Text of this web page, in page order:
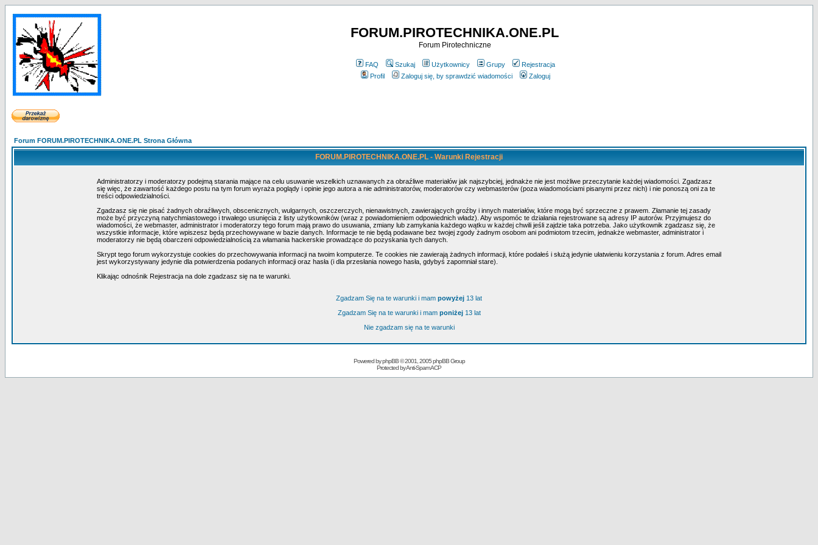
FORUM.PIROTECHNIKA.ONE.PL
Forum Pirotechniczne
FAQ Szukaj Użytkownicy Grupy
Rejestracja
Profil
Zaloguj się, by sprawdzić wiadomości Zaloguj
Forum FORUM.PIROTECHNIKA.ONE.PL Strona Główna
FORUM.PIROTECHNIKA.ONE.PL - Warunki Rejestracji
Administratorzy i moderatorzy podejmą starania mające na celu usuwanie wszelkich uznawanych za obraźliwe materiałów jak najszybciej, jednakże nie jest możliwe przeczytanie każdej wiadomości. Zgadzasz
się więc, że zawartość każdego postu na tym forum wyraża poglądy i opinie jego autora a nie administratorów, moderatorów czy webmasterów (poza wiadomościami pisanymi przez nich) i nie ponoszą oni za te
treści odpowiedzialności.
Zgadzasz się nie pisać żadnych obraźliwych, obscenicznych, wulgarnych, oszczerczych, nienawistnych, zawierających groźby i innych materiałów, które mogą być sprzeczne z prawem. Złamanie tej zasady
może być przyczyną natychmiastowego i trwałego usunięcia z listy użytkowników (wraz z powiadomieniem odpowiednich władz). Aby wspomóc te działania rejestrowane są adresy IP autorów. Przyjmujesz do
wiadomości, że webmaster, administrator i moderatorzy tego forum mają prawo do usuwania, zmiany lub zamykania każdego wątku w każdej chwili jeśli zajdzie taka potrzeba. Jako użytkownik zgadzasz się, że
wszystkie informacje, które wpiszesz będą przechowywane w bazie danych. Informacje te nie będą podawane bez twojej zgody żadnym osobom ani podmiotom trzecim, jednakże webmaster, administrator i
moderatorzy nie będą obarczeni odpowiedzialnością za włamania hackerskie prowadzące do pozyskania tych danych.
Skrypt tego forum wykorzystuje cookies do przechowywania informacji na twoim komputerze. Te cookies nie zawierają żadnych informacji, które podałeś i służą jedynie ułatwieniu korzystania z forum. Adres email
jest wykorzystywany jedynie dla potwierdzenia podanych informacji oraz hasła (i dla przesłania nowego hasła, gdybyś zapomniał stare).
Klikając odnośnik Rejestracja na dole zgadzasz się na te warunki.
Zgadzam Się na te warunki i mam powyżej 13 lat
Zgadzam Się na te warunki i mam poniżej13 lat
Nie zgadzam się na te warunki
Powered byphpBB© 2001, 2005 phpBB Group
Protected byAnti-Spam ACP